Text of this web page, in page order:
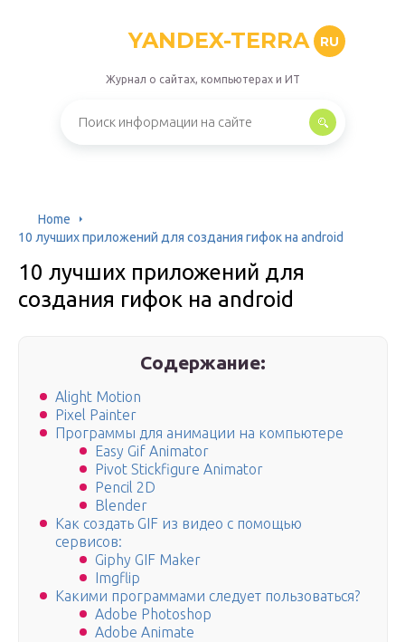
YANDEX-TERRA RU
Журнал о сайтах, компьютерах и ИТ
Home
10 лучших приложений для создания гифок на android
10 лучших приложений для
создания гифок на android
Содержание:
Alight Motion
Pixel Painter
Программы для анимации на компьютере
Easy Gif Animator
Pivot Stickfigure Animator
Pencil 2D
Blender
Как создать GIF из видео с помощью
сервисов:
Giphy GIF Maker
Imgflip
Какими программами следует пользоваться?
Adobe Photoshop
Adobe Animate